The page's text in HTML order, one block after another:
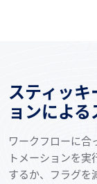
スティッ
ョンによ
ワークフローに合
トメーションを
するか、フラグを